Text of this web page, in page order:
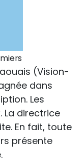
(Vision-
dans
Les
La directrice
En fait, toute
présente